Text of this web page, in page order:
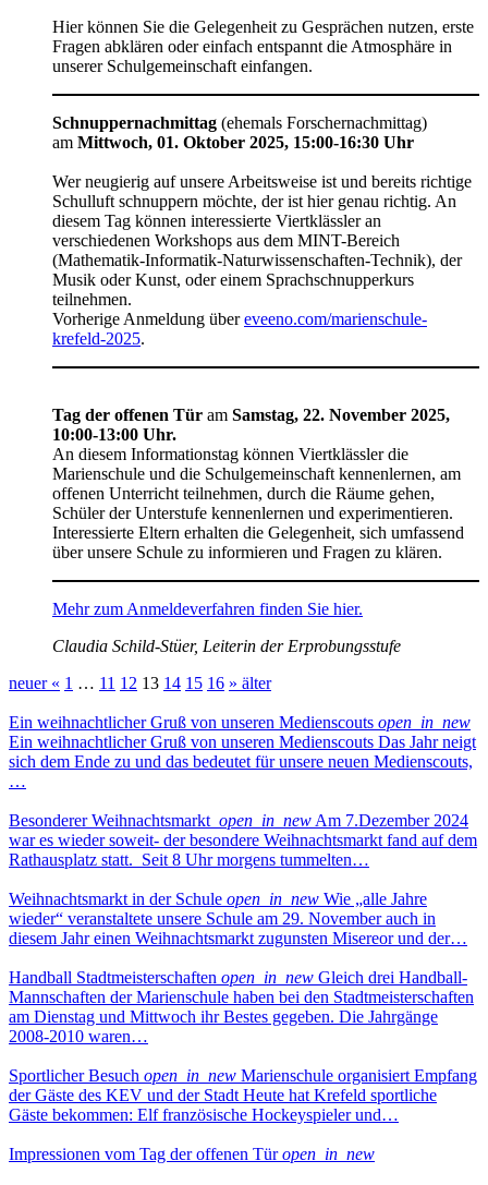
Hier können Sie die Gelegenheit zu Gesprächen nutzen, erste
Fragen abklären oder einfach entspannt die Atmosphäre in
unserer Schulgemeinschaft einfangen.
Schnuppernachmittag (ehemals Forschernachmittag)
am Mittwoch, 01. Oktober 2025, 15:00-16:30 Uhr
Wer neugierig auf unsere Arbeitsweise ist und bereits richtige
Schulluft schnuppern möchte, der ist hier genau richtig. An
diesem Tag können interessierte Viertklässler an
verschiedenen Workshops aus dem MINT-Bereich
(Mathematik-Informatik-Naturwissenschaften-Technik), der
Musik oder Kunst, oder einem Sprachschnupperkurs
teilnehmen.
Vorherige Anmeldung übereveeno.com/marienschule-
krefeld-2025.
Tag der offenen Tür am Samstag, 22. November 2025,
10:00-13:00 Uhr.
An diesem Informationstag können Viertklässler die
Marienschule und die Schulgemeinschaft kennenlernen, am
offenen Unterricht teilnehmen, durch die Räume gehen,
Schüler der Unterstufe kennenlernen und experimentieren.
Interessierte Eltern erhalten die Gelegenheit, sich umfassend
über unsere Schule zu informieren und Fragen zu klären.
Mehr zum Anmeldeverfahren finden Sie hier.
Claudia Schild-Stüer, Leiterin der Erprobungsstufe
neuer « 1 … 11 12 13 14 15 16 » älter
Ein weihnachtlicher Gruß von unseren Medienscouts open_in_new
Ein weihnachtlicher Gruß von unseren Medienscouts Das Jahr neigt
sich dem Ende zu und das bedeutet für unsere neuen Medienscouts,
…
Besonderer Weihnachtsmarkt open_in_new Am 7.Dezember 2024
war es wieder soweit- der besondere Weihnachtsmarkt fand auf dem
Rathausplatz statt. Seit 8 Uhr morgens tummelten…
Weihnachtsmarkt in der Schule open_in_new Wie „alle Jahre
wieder“ veranstaltete unsere Schule am 29. November auch in
diesem Jahr einen Weihnachtsmarkt zugunsten Misereor und der…
Handball Stadtmeisterschaften open_in_new Gleich drei Handball-
Mannschaften der Marienschule haben bei den Stadtmeisterschaften
am Dienstag und Mittwoch ihr Bestes gegeben. Die Jahrgänge
2008-2010 waren…
Sportlicher Besuch open_in_new Marienschule organisiert Empfang
der Gäste des KEV und der Stadt Heute hat Krefeld sportliche
Gäste bekommen: Elf französische Hockeyspieler und…
Impressionen vom Tag der offenen Türopen_in_new